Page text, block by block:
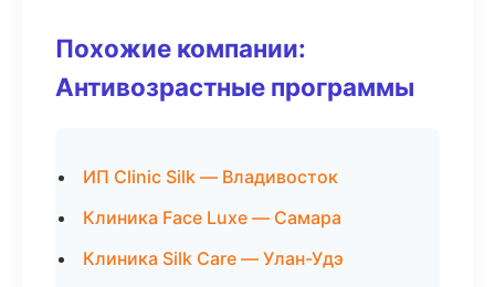
Похожие компании:
Антивозрастные программы
ИП Clinic Silk — Владивосток
Клиника Face Luxe — Самара
Клиника Silk Care — Улан-Удэ